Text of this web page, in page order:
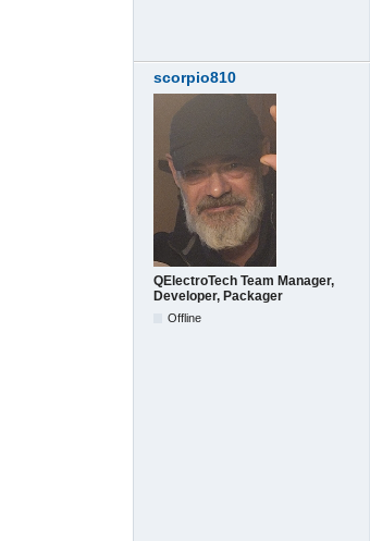
scorpio810
QElectroTech Team Manager,
Developer, Packager
Offline